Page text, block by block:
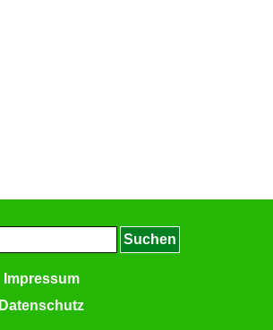
Impressum
Suchen
Datenschutz